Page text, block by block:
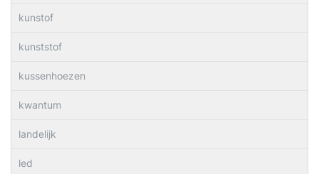
kunstof
kunststof
kussenhoezen
kwantum
landelijk
led